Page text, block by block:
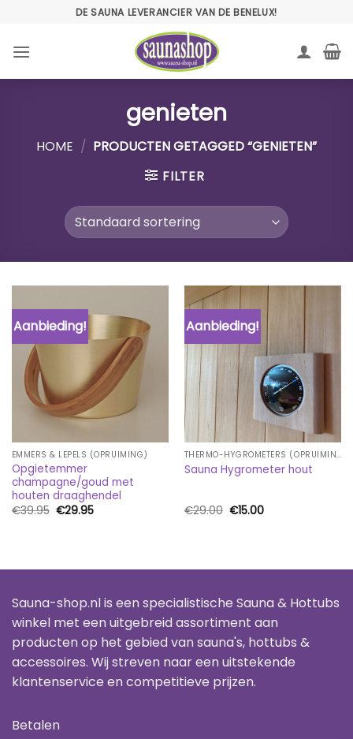
inhoud
DE SAUNA LEVERANCIER VAN DE BENELUX!
genieten
HOME / PRODUCTEN GETAGGED “GENIETEN”
FILTER
Aanbieding!
EMMERS & LEPELS (OPRUIMING)
Opgietemmer
champagne/goud met
houten draaghendel
€39.95 Oorspronkelijke
€29.95Huidige
Aanbieding!
THERMO-HYGROMETERS (OPRUIMING)
Sauna Hygrometer hout
€29.00 Oorspronkelijke
€15.00Huidige
Sauna-shop.nl is een specialistische Sauna & Hottubs
winkel met een uitgebreid assortiment aan
producten op het gebied van sauna's, hottubs &
accessoires. Wij streven naar een uitstekende
klantenservice en competitieve prijzen.
Betalen